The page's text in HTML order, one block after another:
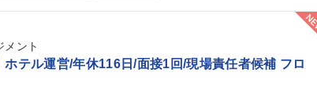
当日の運営(設営から撤収までのディレクションを行います) ※きめ細や
種 【六本木/テクニカルコーディネータ
理
メント
テル運営/年休116日/面接1回/現場責任者候補 フロ